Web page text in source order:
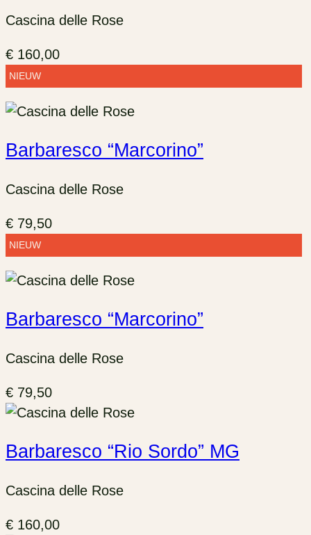
Cascina delle Rose
€ 160,00
NIEUW
Barbaresco “Marcorino”
Cascina delle Rose
€ 79,50
NIEUW
Barbaresco “Marcorino”
Cascina delle Rose
€ 79,50
Barbaresco “Rio Sordo” MG
Cascina delle Rose
€ 160,00